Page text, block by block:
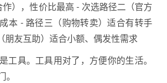
），性价比最高 - 次选路径二（官方
本 - 路径三（购物转卖）适合有转手
朋友互助）适合小额、偶发性需求
工具。工具用对了，方便你的生活。